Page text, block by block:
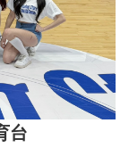
台